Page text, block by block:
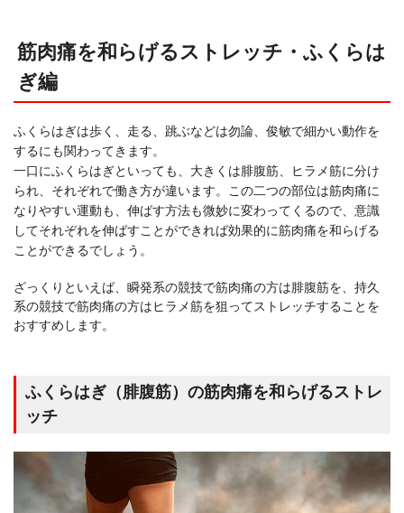
筋肉痛を和らげるストレッチ・ふくらは
ぎ編
ふくらはぎは歩く、走る、跳ぶなどは勿論、俊敏で細かい動作を
するにも関わってきます。
一口にふくらはぎといっても、大きくは腓腹筋、ヒラメ筋に分け
られ、それぞれで働き方が違います。この二つの部位は筋肉痛に
なりやすい運動も、伸ばす方法も微妙に変わってくるので、意識
してそれぞれを伸ばすことができれば効果的に筋肉痛を和らげる
ことができるでしょう。
ざっくりといえば、瞬発系の競技で筋肉痛の方は腓腹筋を、持久
系の競技で筋肉痛の方はヒラメ筋を狙ってストレッチすることを
おすすめします。
ふくらはぎ（腓腹筋）の筋肉痛を和らげるストレ
ッチ